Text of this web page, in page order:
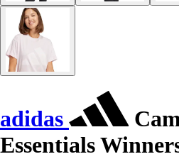
adidas
Essentials